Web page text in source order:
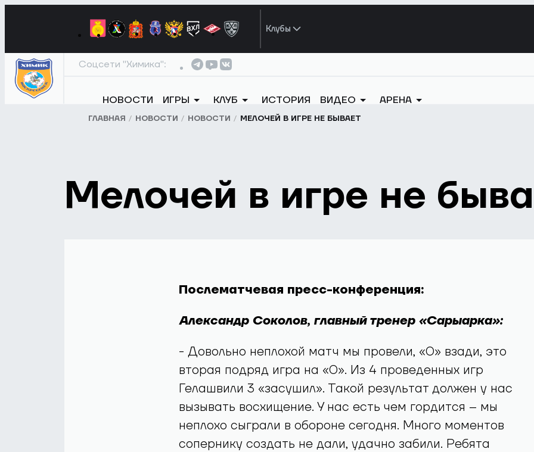
Клубы
Соцсети "Химика":
НОВОСТИ ИГРЫ КЛУБ ИСТОРИЯ ВИДЕО АРЕНА
ГЛАВНАЯ НОВОСТИ НОВОСТИ МЕЛОЧЕЙ В ИГРЕ НЕ БЫВАЕТ
Мелочей в игре не
Послематчевая пресс-конференция:
Александр Соколов, главный тренер «Сарыарка»:
- Довольно неплохой матч мы провели, «0» взади, это
вторая подряд игра на «0». Из 4 проведенных игр
Гелашвили 3 «засушил». Такой результат должен у нас
вызывать восхищение. У нас есть чем гордится – мы
неплохо сыграли в обороне сегодня. Много моментов
сопернику создать не дали, удачно забили. Ребята